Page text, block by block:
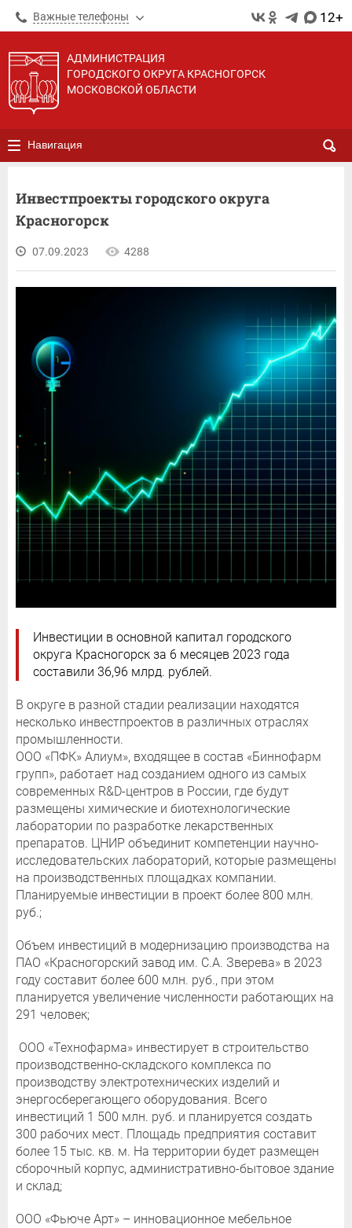
Важные телефоны 12+
АДМИНИСТРАЦИЯ
ГОРОДСКОГО ОКРУГА КРАСНОГОРСК
МОСКОВСКОЙ ОБЛАСТИ
Навигация
Инвестпроекты городского округа
Красногорск
07.09.2023 4288
Инвестиции в основной капитал городского
округа Красногорск за 6 месяцев 2023 года
составили 36,96 млрд. рублей.
В округе в разной стадии реализации находятся
несколько инвестпроектов в различных отраслях
промышленности.
ООО «ПФК» Алиум», входящее в состав «Биннофарм
групп», работает над созданием одного из самых
современных R&D-центров в России, где будут
размещены химические и биотехнологические
лаборатории по разработке лекарственных
препаратов. ЦНИР объединит компетенции научно-
исследовательских лабораторий, которые размещены
на производственных площадках компании.
Планируемые инвестиции в проект более 800 млн.
руб.;
Объем инвестиций в модернизацию производства на
ПАО «Красногорский завод им. С.А. Зверева» в 2023
году составит более 600 млн. руб., при этом
планируется увеличение численности работающих на
291 человек;
ООО «Технофарма» инвестирует в строительство
производственно-складского комплекса по
производству электротехнических изделий и
энергосберегающего оборудования. Всего
инвестиций 1 500 млн. руб. и планируется создать
300 рабочих мест. Площадь предприятия составит
более 15 тыс. кв. м. На территории будет размещен
сборочный корпус, административно-бытовое здание
и склад;
ООО «Фьюче Арт» – инновационное мебельное